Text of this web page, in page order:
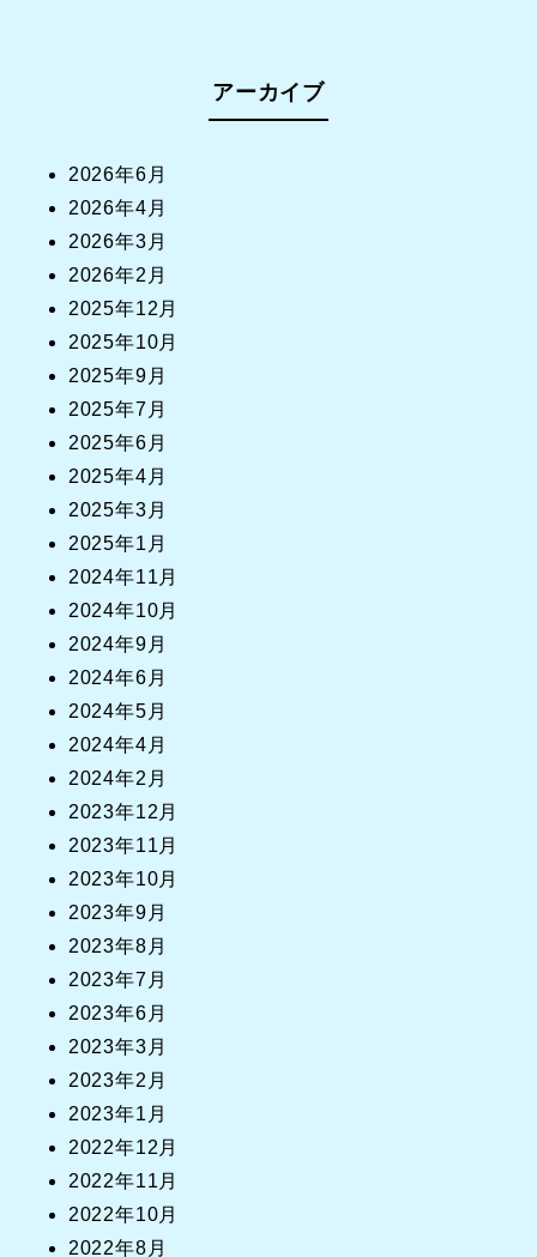
アーカイブ
2026年6月
2026年4月
2026年3月
2026年2月
2025年12月
2025年10月
2025年9月
2025年7月
2025年6月
2025年4月
2025年3月
2025年1月
2024年11月
2024年10月
2024年9月
2024年6月
2024年5月
2024年4月
2024年2月
2023年12月
2023年11月
2023年10月
2023年9月
2023年8月
2023年7月
2023年6月
2023年3月
2023年2月
2023年1月
2022年12月
2022年11月
2022年10月
2022年8月